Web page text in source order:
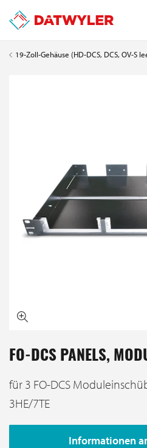
19-Zoll-Gehäuse (HD-DCS, DCS, OV-S
FO-DCS PANELS,
für 3 FO-DCS
3HE/7TE
Informationen